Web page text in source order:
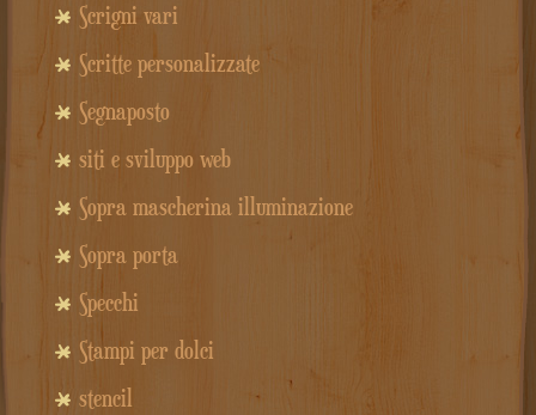
Scrigni vari
Scritte personalizzate
Segnaposto
siti e sviluppo web
Sopra mascherina illuminazione
Sopra porta
Specchi
Stampi per dolci
stencil